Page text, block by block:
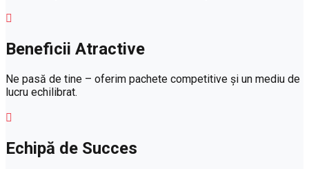
Beneficii Atractive
Ne pasă de tine – oferim pachete competitive și un mediu de
lucru echilibrat.
Echipă de Succes